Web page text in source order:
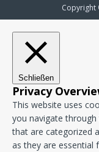
Copyright
Schließen
Privacy
This website uses
you navigate
that are categorized
as they are